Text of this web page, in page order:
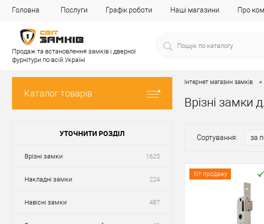
Головна Послуги Графік роботи Наші магазини Про
Продаж та встановлення замків і дверної
фурнітури по всій Україні
Каталог товарів
УТОЧНИТИ РОЗДІЛ
Врізні замки 1625
Накладні замки 224
Навісні замки 487
Інтернет магазин замків •
Врізні замки
Сортування:
Хіт продажу